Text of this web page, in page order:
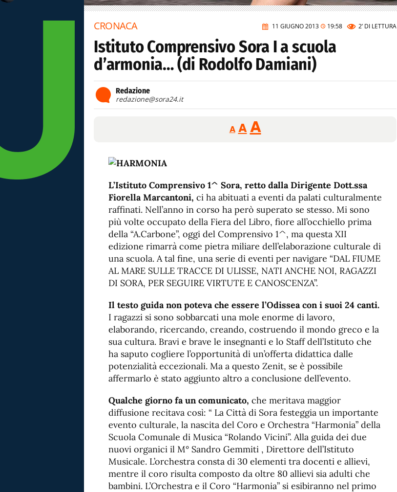
11 GIUGNO 2013 19:58 2’ DI LETTURA
CRONACA
Istituto Comprensivo Sora I a scuola
d’armonia… (di Rodolfo Damiani)
Redazione
redazione@sora24.it
A
Reducir
tamaño
A Restablecer
tamaño
AAumentar
fuente.
L’Istituto Comprensivo 1^ Sora, retto dalla Dirigente Dott.ssa
Fiorella Marcantoni, ci ha abituati a eventi da palati culturalmente
raffinati. Nell’anno in corso ha però superato se stesso. Mi sono
più volte occupato della Fiera del Libro, fiore all’occhiello prima
della “A.Carbone”, oggi del Comprensivo 1^, ma questa XII
edizione rimarrà come pietra miliare dell’elaborazione culturale di
una scuola. A tal fine, una serie di eventi per navigare “DAL FIUME
AL MARE SULLE TRACCE DI ULISSE, NATI ANCHE NOI, RAGAZZI
DI SORA, PER SEGUIRE VIRTUTE E CANOSCENZA”.
Il testo guida non poteva che essere l’Odissea con i suoi 24 canti.
I ragazzi si sono sobbarcati una mole enorme di lavoro,
elaborando, ricercando, creando, costruendo il mondo greco e la
sua cultura. Bravi e brave le insegnanti e lo Staff dell’Istituto che
ha saputo cogliere l’opportunità di un’offerta didattica dalle
potenzialità eccezionali. Ma a questo Zenit, se è possibile
affermarlo è stato aggiunto altro a conclusione dell’evento.
Qualche giorno fa un comunicato, che meritava maggior
diffusione recitava così: “ La Città di Sora festeggia un importante
evento culturale, la nascita del Coro e Orchestra “Harmonia” della
Scuola Comunale di Musica “Rolando Vicini”. Alla guida dei due
nuovi organici il M° Sandro Gemmiti , Direttore dell’Istituto
Musicale. L’orchestra consta di 30 elementi tra docenti e allievi,
mentre il coro risulta composto da oltre 80 allievi sia adulti che
bambini. L’Orchestra e il Coro “Harmonia” si esibiranno nel primo